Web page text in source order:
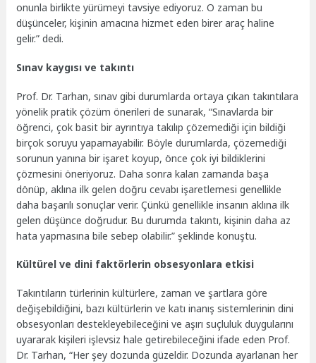
onunla birlikte yürümeyi tavsiye ediyoruz. O zaman bu
düşünceler, kişinin amacına hizmet eden birer araç haline
gelir.” dedi.
Sınav kaygısı ve takıntı
Prof. Dr. Tarhan, sınav gibi durumlarda ortaya çıkan takıntılara
yönelik pratik çözüm önerileri de sunarak, “Sınavlarda bir
öğrenci, çok basit bir ayrıntıya takılıp çözemediği için bildiği
birçok soruyu yapamayabilir. Böyle durumlarda, çözemediği
sorunun yanına bir işaret koyup, önce çok iyi bildiklerini
çözmesini öneriyoruz. Daha sonra kalan zamanda başa
dönüp, aklına ilk gelen doğru cevabı işaretlemesi genellikle
daha başarılı sonuçlar verir. Çünkü genellikle insanın aklına ilk
gelen düşünce doğrudur. Bu durumda takıntı, kişinin daha az
hata yapmasına bile sebep olabilir.” şeklinde konuştu.
Kültürel ve dini faktörlerin obsesyonlara etkisi
Takıntıların türlerinin kültürlere, zaman ve şartlara göre
değişebildiğini, bazı kültürlerin ve katı inanış sistemlerinin dini
obsesyonları destekleyebileceğini ve aşırı suçluluk duygularını
uyararak kişileri işlevsiz hale getirebileceğini ifade eden Prof.
Dr. Tarhan, “Her şey dozunda güzeldir. Dozunda ayarlanan her